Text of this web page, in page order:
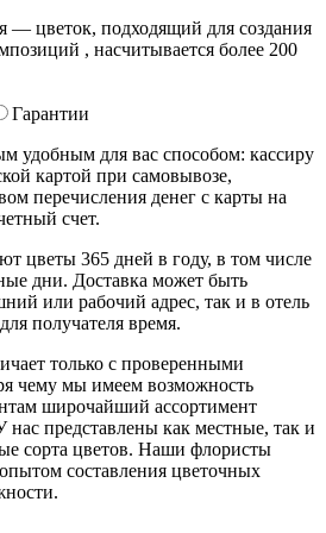
— цветок, подходящий для создания
, насчитывается более 200
Гарантии
удобным для вас способом: кассиру
картой при самовывозе,
перечисления денег с карты на
счет.
цветы 365 дней в году, в том числе
дни. Доставка может быть
или рабочий адрес, так и в отель
получателя время.
только с проверенными
чему мы имеем возможность
широчайший ассортимент
представлены как местные, так и
сорта цветов. Наши флористы
составления цветочных